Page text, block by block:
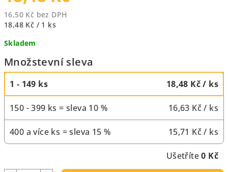
16,50 Kč bez DPH
Měrná
18,48 Kč / 1 ks
Skladem
Množstevní sleva
1 - 149 ks 18,48 Kč/ ks
150 - 399 ks = sleva 10 % 16,63 Kč/ ks
400 a více ks = sleva 15 % 15,71 Kč/ ks
Ušetříte0 Kč